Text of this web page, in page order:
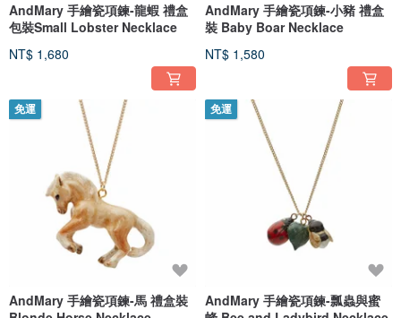
AndMary 手繪瓷項鍊-龍蝦 禮盒
包裝Small Lobster Necklace
NT$ 1,680
AndMary 手繪瓷項鍊-小豬 禮盒
裝 Baby Boar Necklace
NT$ 1,580
免運
AndMary 手繪瓷項鍊-馬 禮盒裝
免運
AndMary 手繪瓷項鍊-瓢蟲與蜜